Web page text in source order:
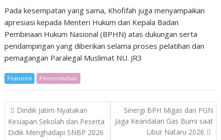
Pada kesempatan yang sama, Khofifah juga menyampaikan
apresiasi kepada Menteri Hukum dan Kepala Badan
Pembinaan Hukum Nasional (BPHN) atas dukungan serta
pendampingan yang diberikan selama proses pelatihan dan
pemagangan Paralegal Muslimat NU. JR3
Featured Pemerintahan
Post
navigation
Dindik Jatim Nyatakan
Kesiapan Sekolah dan Peserta
Didik Menghadapi SNBP 2026
Sinergi BPH Migas dan PGN
Jaga Keandalan Gas Bumi saat
Libur Nataru 2026